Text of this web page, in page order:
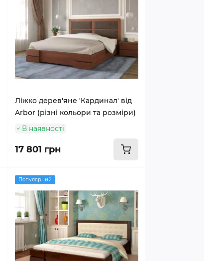
Ліжко дерев'яне 'Кардинал' від
Arbor (різні кольори та розміри)
В наявності
17 801 грн
Популярний